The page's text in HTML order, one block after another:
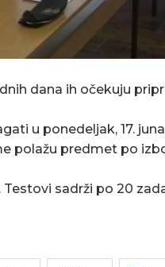
dana ih očekuju
u ponedeljak, 17.
polažu predmet po
Testovi sadrži po 20